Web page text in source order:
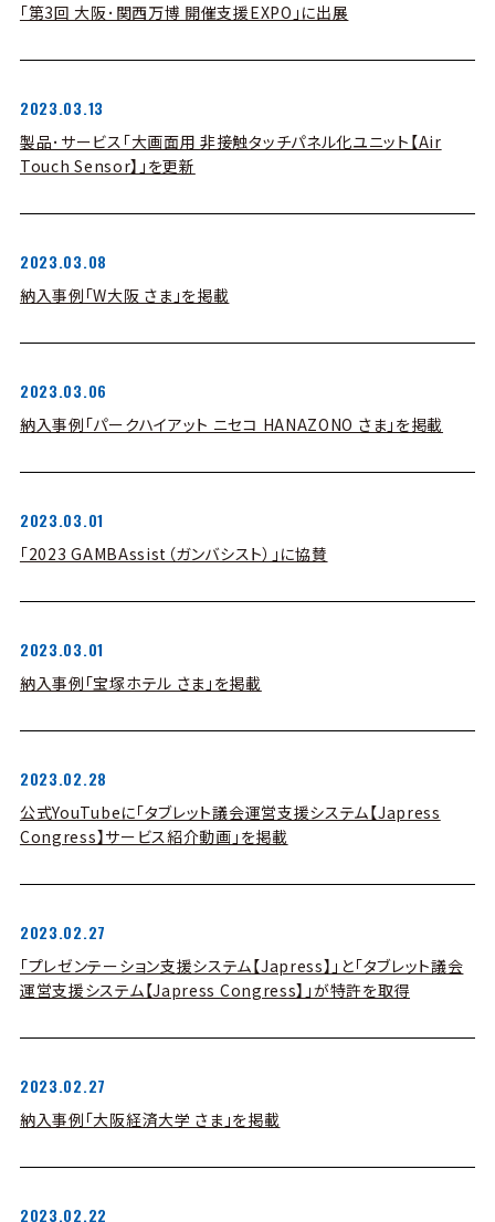
「第3回 大阪･関西万博 開催支援EXPO」に出展
2023.03.13
製品･サービス「大画面用 非接触タッチパネル化ユニット【Air
Touch Sensor】」を更新
2023.03.08
納入事例「W大阪 さま」を掲載
2023.03.06
納入事例「パークハイアット ニセコ HANAZONO さま」を掲載
2023.03.01
「2023 GAMBAssist（ガンバシスト）」に協賛
2023.03.01
納入事例「宝塚ホテル さま」を掲載
2023.02.28
公式YouTubeに「タブレット議会運営支援システム【Japress
Congress】サービス紹介動画」を掲載
2023.02.27
「プレゼンテーション支援システム【Japress】」と「タブレット議会
運営支援システム【Japress Congress】」が特許を取得
2023.02.27
納入事例「大阪経済大学 さま」を掲載
2023.02.22